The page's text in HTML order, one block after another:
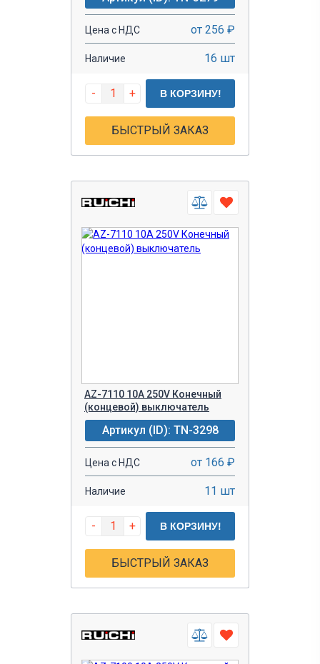
Цена с НДС от 256 ₽
Наличие 16 шт
- + В КОРЗИНУ!
БЫСТРЫЙ ЗАКАЗ
AZ-7110 10A 250V Конечный
(концевой) выключатель
Артикул (ID): TN-3298
Цена с НДС от 166 ₽
Наличие 11 шт
- + В КОРЗИНУ!
БЫСТРЫЙ ЗАКАЗ